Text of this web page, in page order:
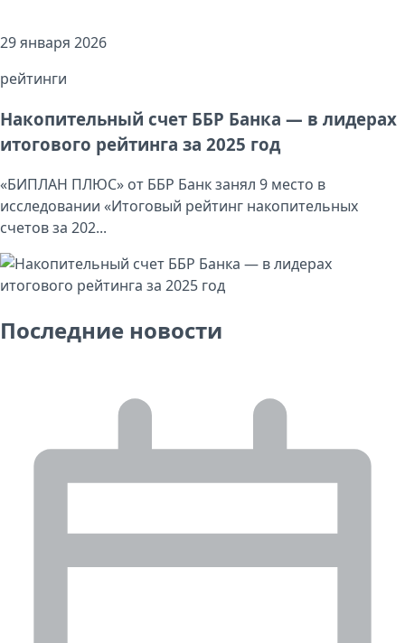
29 января 2026
рейтинги
Накопительный счет ББР Банка — в лидерах
итогового рейтинга за 2025 год
«БИПЛАН ПЛЮС» от ББР Банк занял 9 место в
исследовании «Итоговый рейтинг накопительных
счетов за 202...
Последние новости